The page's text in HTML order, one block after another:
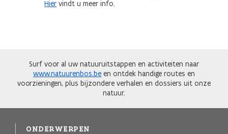
Hier vindt u meer info.
Surf voor al uw natuuruitstappen en activiteiten naar
www.natuurenbos.be en ontdek handige routes en
voorzieningen, plus bijzondere verhalen en dossiers uit onze
natuur.
ONDERWERPEN